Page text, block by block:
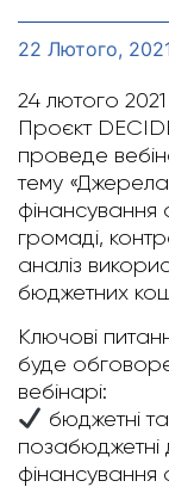
22 Лютого,
24 лютого
Проєкт
проведе
тему «Джерела
фінансування
громаді,
аналіз
бюджетних
Ключові
буде
вебінарі:
бюджетні та
фінансування